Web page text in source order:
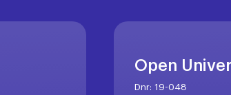
Open
Dnr: 19-048